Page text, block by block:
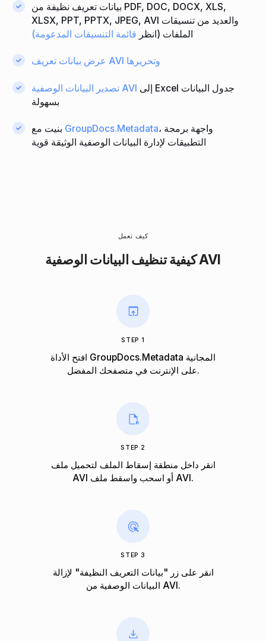
بيانات تعريف نظيفة من PDF, DOC, DOCX, XLS,
XLSX, PPT, PPTX, JPEG, AVI والعديد من تنسيقات
الملفات (انظر قائمة التنسيقات المدعومة)
عرض بيانات تعريف AVI وتحريرها
تصدير البيانات الوصفية AVI
بسهولة
GroupDocs.Metadata، واجهة برمجة
التطبيقات لإدارة البيانات الوصفية الوثيقة قوية
كيف تعمل
كيفية تنظيف البيانات الوصفية AVI
STEP 1
افتح الأداة GroupDocs.Metadata المجانية
على الإنترنت في متصفحك المفضل.
STEP 2
انقر داخل منطقة إسقاط الملف لتحميل ملف
AVI أو اسحب واسقط ملف AVI.
STEP 3
انقر على زر "بيانات التعريف النظيفة" لإزالة
البيانات الوصفية من AVI.